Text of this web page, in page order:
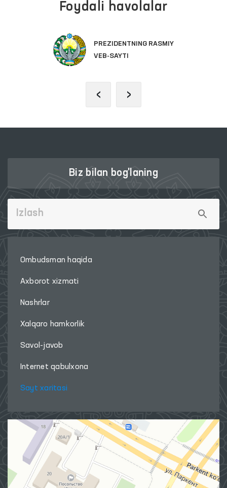
Foydali havolalar
PREZIDENTNING RASMIY
VEB-SAYTI
‹ ›
Biz bilan bog'laning
Ombudsman haqida
Axborot xizmati
Nashrlar
Xalqaro hamkorlik
Savol-javob
Internet qabulxona
Sayt xaritasi